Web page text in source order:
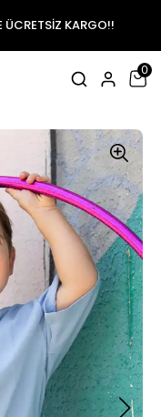
ÜCRETSİZ KARGO!!
0